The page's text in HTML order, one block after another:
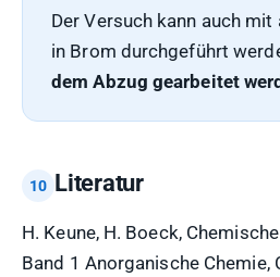
Der Versuch kann auch
in Brom durchgeführt
dem Abzug gearbeitet
Literatur
H. Keune, H. Boeck,
Band 1 Anorganische Chemie,